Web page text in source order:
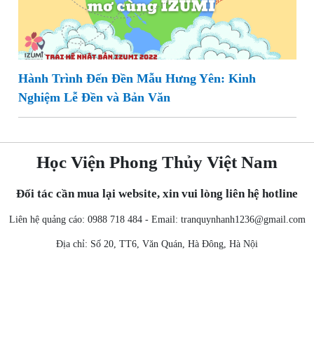
Hành Trình Đến Đền Mẫu Hưng Yên: Kinh
Nghiệm Lễ Đền và Bản Văn
Học Viện Phong Thủy Việt Nam
Đối tác cần mua lại website, xin vui lòng liên hệ hotline
Liên hệ quảng cáo: 0988 718 484 - Email: tranquynhanh1236@gmail.com
Địa chỉ: Số 20, TT6, Văn Quán, Hà Đông, Hà Nội